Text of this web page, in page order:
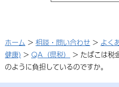
ホーム > 相談・問い合わせ > よく
健康) > QA（県税）
> たばこは税
のように負担しているのですか。